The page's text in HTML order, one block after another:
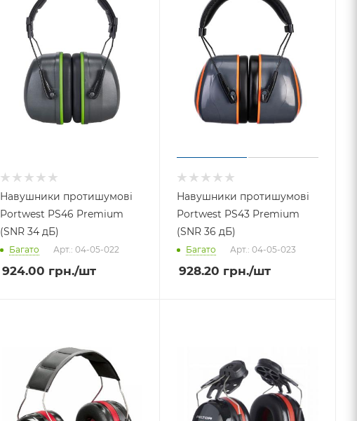
Навушники протишумові
Portwest PS46 Premium
(SNR 34 дБ)
Багато Арт.: 04-05-022
924.00 грн./шт
Навушники протишумові
Portwest PS43 Premium
(SNR 36 дБ)
Багато Арт.: 04-05-023
928.20 грн./шт